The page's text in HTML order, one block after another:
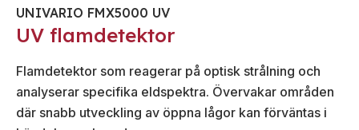
Se alla
kategorier
Se alla
produkter
Teknisk
Blixtljus
Sirener
enheter
Larmsystem
Larmklockor
Kombinerade
enheter
Larmsystem
UNIVARIO FMX5000 UV
UV flamdetektor
Flamdetektor som reagerar på optisk strålning och
analyserar specifika eldspektra. Övervakar områden
där snabb utveckling av öppna lågor kan förväntas i